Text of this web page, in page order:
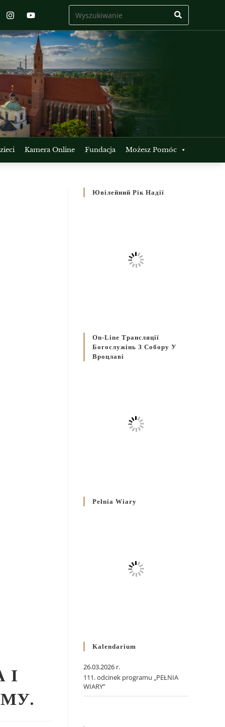
Kamera Online Fundacja Możesz Pomóc
І
Ювілейний Рік Надії
On-Line Трансляції
Богослужінь З Собору У
Вроцлаві
Pełnia Wiary
Kalendarium
26.03.2026 r.
111. odcinek programu „PEŁNIA
WIARY”